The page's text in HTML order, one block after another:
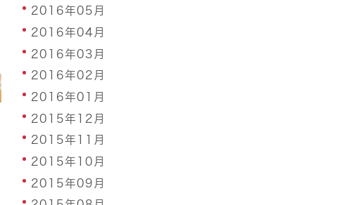
2016年05月
2016年04月
2016年03月
2016年02月
2016年01月
2015年12月
2015年11月
2015年10月
2015年09月